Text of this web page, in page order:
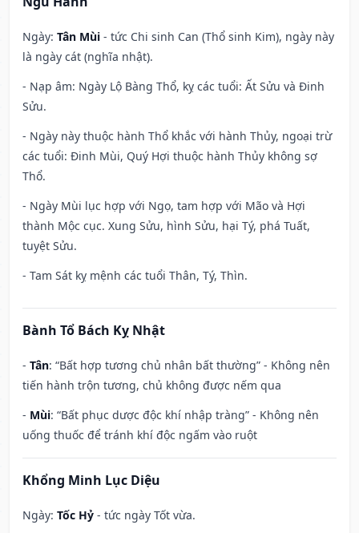
Ngày: Tân Mùi - tức Chi sinh Can (Thổ sinh Kim), ngày này
là ngày cát (nghĩa nhật).
- Nạp âm: Ngày Lộ Bàng Thổ, kỵ các tuổi: Ất Sửu và Đinh
Sửu.
- Ngày này thuộc hành Thổ khắc với hành Thủy, ngoại trừ
các tuổi: Đinh Mùi, Quý Hợi thuộc hành Thủy không sợ
Thổ.
- Ngày Mùi lục hợp với Ngọ, tam hợp với Mão và Hợi
thành Mộc cục. Xung Sửu, hình Sửu, hại Tý, phá Tuất,
tuyệt Sửu.
- Tam Sát kỵ mệnh các tuổi Thân, Tý, Thìn.
Bành Tổ Bách Kỵ Nhật
- Tân: “Bất hợp tương chủ nhân bất thường” - Không nên
tiến hành trộn tương, chủ không được nếm qua
- Mùi: “Bất phục dược độc khí nhập tràng” - Không nên
uống thuốc để tránh khí độc ngấm vào ruột
Khổng Minh Lục Diệu
Ngày: Tốc Hỷ - tức ngày Tốt vừa.